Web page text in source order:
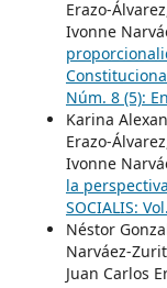
Erazo-
Ivonne
Núm. 8 (5):
Karina
Erazo-
Ivonne
la
SOCIALIS:
Néstor
Narváez-
Juan Carlos